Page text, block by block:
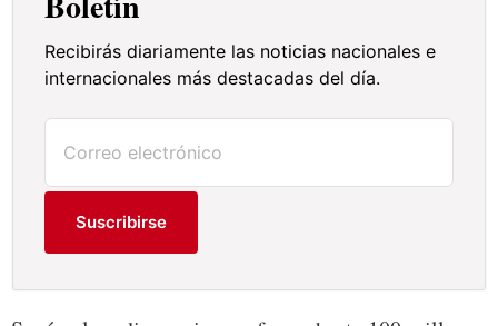
Recibirás diariamente las noticias nacionales e
internacionales más destacadas del día.
Suscribirse